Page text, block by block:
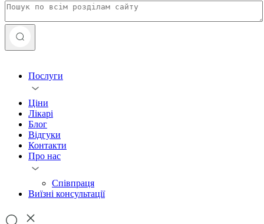
Послуги
Ціни
Лікарі
Блог
Відгуки
Контакти
Про нас
Співпраця
Виїзні консультації